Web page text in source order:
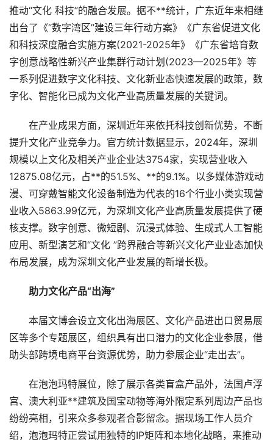
推动“文化 科技”的融合发展。据不**统计，广东近年来相继
出台了《“数字湾区”建设三年行动方案》《广东省促进文化
和科技深度融合实施方案(2021-2025年》《广东省培育数
字创意战略性新兴产业集群行动计划(2023—2025年》等
一系列促进数字文化科技、文化新业态快速发展的政策，数
字化、智能化已成为文化产业高质量发展的关键词。
在产业成果方面，深圳近年来依托科技创新优势，不断
提升文化产业竞争力。官方统计数据显示，2024年，深圳
规模以上文化及相关产业企业达3754家，实现营业收入
12875.08亿元，占**的51.5%、**的9.1%。以多媒体游戏动
漫、可穿戴智能文化设备制造为代表的16个行业小类实现营
业收入5863.99亿元，为深圳文化产业高质量发展提供了硬
核支撑。数字创意、微短剧、沉浸式体验、生成式人工智能
应用、新型演艺和“文化 ”跨界融合等新兴文化产业业态加快
布局发展，成为深圳文化产业发展的新增长极。
助力文化产品“出海”
本届文博会设立文化出海展区、文化产品进出口贸易展
区等多个专题展区，组织具有出口潜力的文化企业参展，借
助头部跨境电商平台资源优势，助力参展企业“走出去”。
在泡泡玛特展位，除了展示各类盲盒产品外，法国卢浮
宫、澳大利亚**建筑及国宝动物等海外限定系列周边产品也
纷纷亮相，引来众多参观者合影留念。据现场工作人员介
绍，泡泡玛特正尝试用独特的IP矩阵和本地化战略，来推动